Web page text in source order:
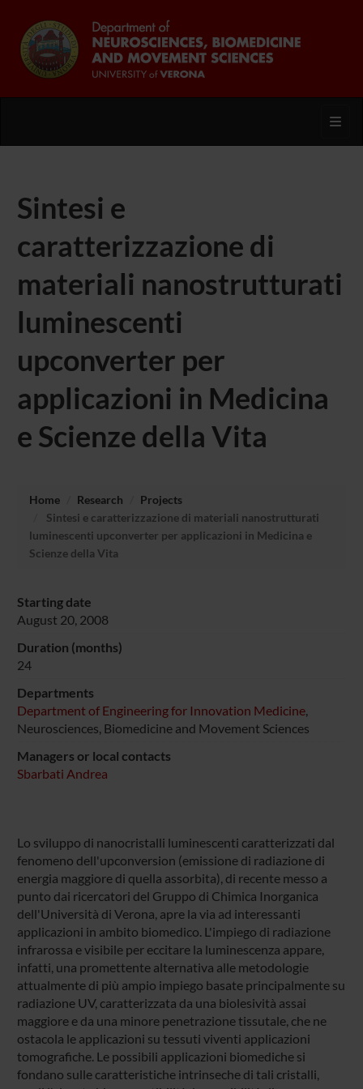
Sintesi e
caratterizzazione di
materiali nanostrutturati
luminescenti
upconverter per
applicazioni in Medicina
e Scienze della Vita
Home Research
Projects
Sintesi e caratterizzazione di materiali nanostrutturati
luminescenti upconverter per applicazioni in Medicina e
Scienze della Vita
Starting date
August 20, 2008
Duration (months)
24
Departments
Department of Engineering for Innovation Medicine,
Neurosciences, Biomedicine and Movement Sciences
Managers or local contacts
Sbarbati Andrea
Lo sviluppo di nanocristalli luminescenti caratterizzati dal
fenomeno dell'upconversion (emissione di radiazione di
energia maggiore di quella assorbita), di recente messo a
punto dai ricercatori del Gruppo di Chimica Inorganica
dell'Università di Verona, apre la via ad interessanti
applicazioni in ambito biomedico. L'impiego di radiazione
infrarossa e visibile per eccitare la luminescenza appare,
infatti, una promettente alternativa alle metodologie
attualmente di più ampio impiego basate principalmente su
radiazione UV, caratterizzata da una biolesività assai
maggiore e da una minore penetrazione tissutale, che ne
ostacola le applicazioni su tessuti viventi applicazioni
tomografiche. Le possibili applicazioni biomediche si
fondano sulle caratteristiche intrinseche di tali cristalli,